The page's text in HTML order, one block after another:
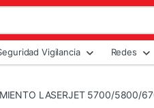
Vigilancia Redes
LASERJET 5700/5800/